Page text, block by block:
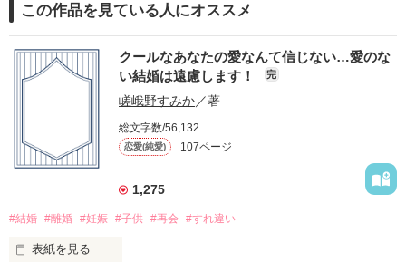
この作品を見ている人にオススメ
クールなあなたの愛なんて信じない…愛のな
い結婚は遠慮します！
完
嵯峨野すみか／著
総文字数/56,132
恋愛(純愛) 107ページ
1,275
#結婚 #離婚 #妊娠 #子供 #再会 #すれ違い
表紙を見る